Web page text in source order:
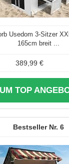
Usedom 3-Sitzer
165cm breit ...
389,99 €
TOP
6